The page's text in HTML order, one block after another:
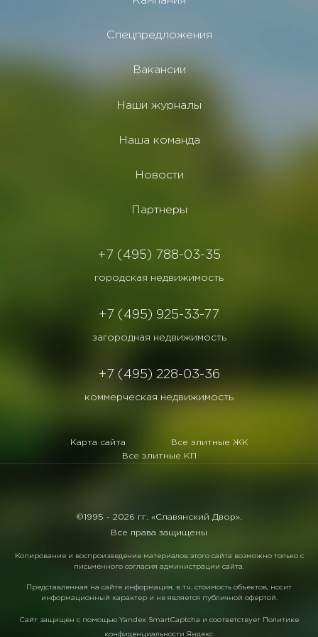
Спецпредложения
Вакансии
Наши журналы
Наша команда
Новости
Партнеры
+7 (495) 788-03-35
городская недвижимость
+7 (495) 925-33-77
загородная недвижимость
+7 (495) 228-03-36
коммерческая недвижимость
Карта сайта
Все элитные ЖК
Все элитные КП
©1995 - 2026 гг. «Славянский Двор».
Все права защищены
Копирование и воспроизведение материалов этого сайта возможно только с
письменного согласия администрации сайта.
Представленная на сайте информация, в т.ч. стоимость объектов, носит
информационный характер и не является публичной офертой.
Сайт защищен с помощью Yandex SmartCaptcha и соответствует Политике
конфиденциальности Яндекс.